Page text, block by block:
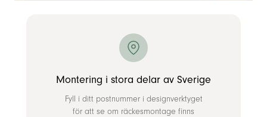
Montering i stora delar av Sverige
Fyll i ditt postnummer i designverktyget
för att se om räckesmontage finns